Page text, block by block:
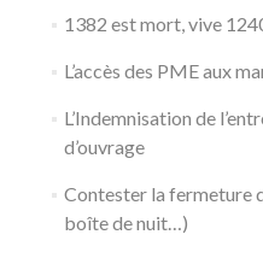
1382 est mort, vive
L’accès des PME aux
L’Indemnisation de
d’ouvrage
Contester la fermeture
boîte de nuit…)